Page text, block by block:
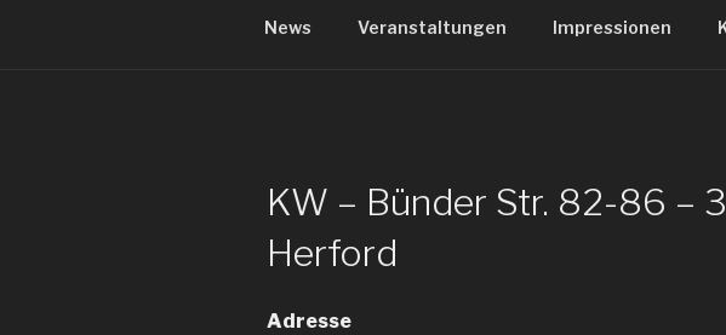
News Veranstaltungen Impressionen
KW – Bünder Str. 82-86 –
Herford
Adresse